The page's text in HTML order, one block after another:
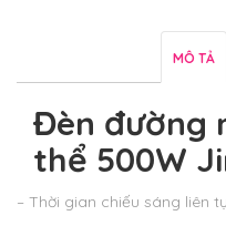
MÔ TẢ
Đèn đường
thể 500W
– Thời gian chiếu sáng liên